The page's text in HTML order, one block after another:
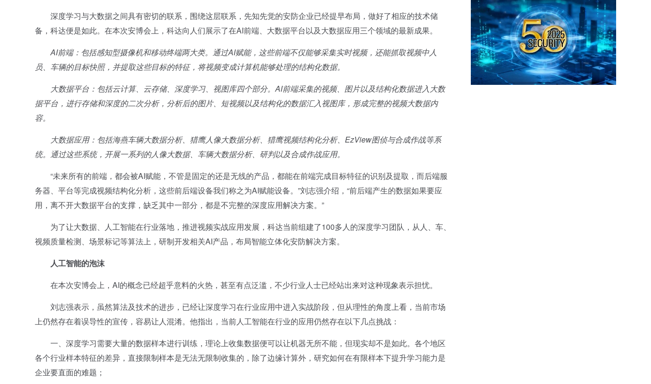
深度学习与大数据之间具有密切的联系，围绕这层联系，先知先觉的安防企业已经提早布局，做好了相应的技术储
备，科达便是如此。在本次安博会上，科达向人们展示了在AI前端、大数据平台以及大数据应用三个领域的最新成果。
AI前端：包括感知型摄像机和移动终端两大类。通过AI赋能，这些前端不仅能够采集实时视频，还能抓取视频中人
员、车辆的目标快照，并提取这些目标的特征，将视频变成计算机能够处理的结构化数据。
大数据平台：包括云计算、云存储、深度学习、视图库四个部分。AI前端采集的视频、图片以及结构化数据进入大数
据平台，进行存储和深度的二次分析，分析后的图片、短视频以及结构化的数据汇入视图库，形成完整的视频大数据内
容。
大数据应用：包括海燕车辆大数据分析、猎鹰人像大数据分析、猎鹰视频结构化分析、EzView图侦与合成作战等系
统。通过这些系统，开展一系列的人像大数据、车辆大数据分析、研判以及合成作战应用。
“未来所有的前端，都会被AI赋能，不管是固定的还是无线的产品，都能在前端完成目标特征的识别及提取，而后端服
务器、平台等完成视频结构化分析，这些前后端设备我们称之为AI赋能设备。”刘志强介绍，“前后端产生的数据如果要应
用，离不开大数据平台的支撑，缺乏其中一部分，都是不完整的深度应用解决方案。”
为了让大数据、人工智能在行业落地，推进视频实战应用发展，科达当前组建了100多人的深度学习团队，从人、车、
视频质量检测、场景标记等算法上，研制开发相关AI产品，布局智能立体化安防解决方案。
人工智能的泡沫
在本次安博会上，AI的概念已经超乎意料的火热，甚至有点泛滥，不少行业人士已经站出来对这种现象表示担忧。
刘志强表示，虽然算法及技术的进步，已经让深度学习在行业应用中进入实战阶段，但从理性的角度上看，当前市场
上仍然存在着误导性的宣传，容易让人混淆。他指出，当前人工智能在行业的应用仍然存在以下几点挑战：
一、深度学习需要大量的数据样本进行训练，理论上收集数据便可以让机器无所不能，但现实却不是如此。各个地区
各个行业样本特征的差异，直接限制样本是无法无限制收集的，除了边缘计算外，研究如何在有限样本下提升学习能力是
企业要直面的难题；
专家关注